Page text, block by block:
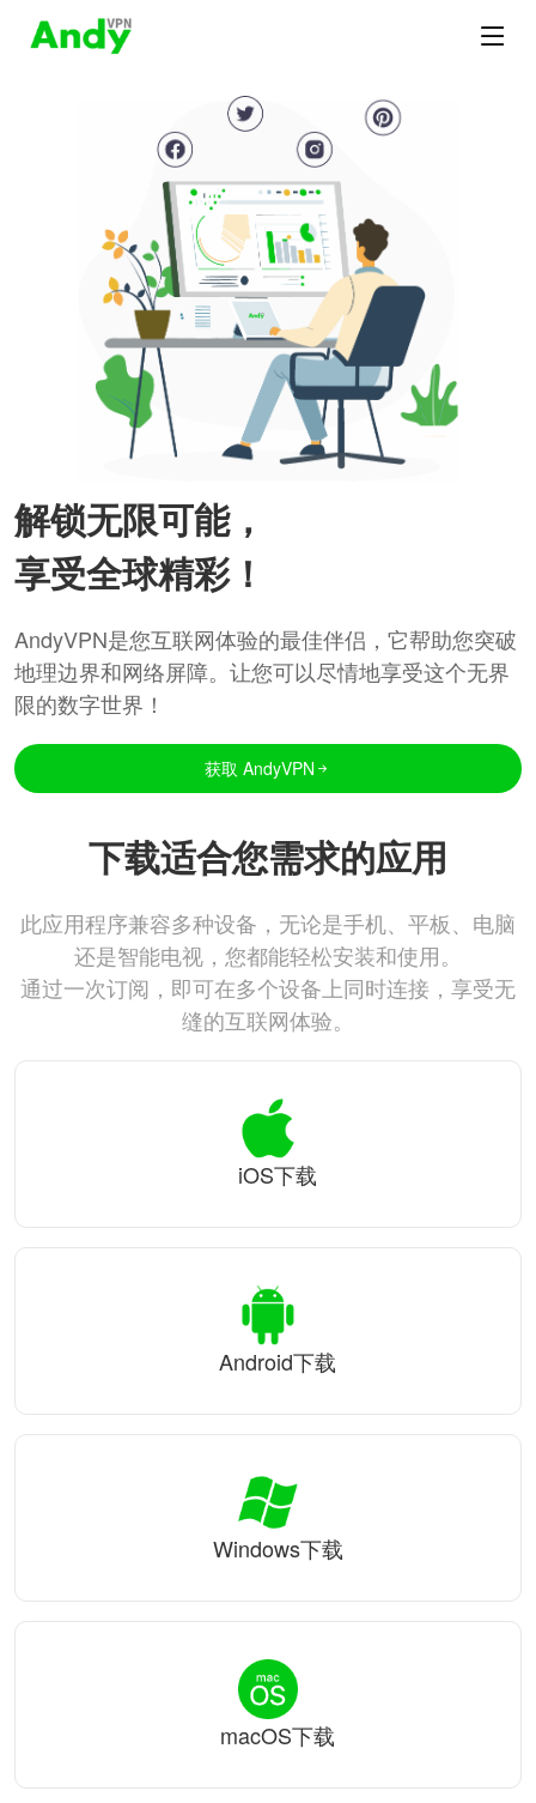
解锁无限可能，
享受全球精彩！
AndyVPN是您互联网体验的最佳伴侣，它帮助您突破
地理边界和网络屏障。让您可以尽情地享受这个无界
限的数字世界！
获取 AndyVPN
下载适合您需求的应用
此应用程序兼容多种设备，无论是手机、平板、电脑
还是智能电视，您都能轻松安装和使用。
通过一次订阅，即可在多个设备上同时连接，享受无
缝的互联网体验。
iOS下载
Android下载
Windows下载
macOS下载